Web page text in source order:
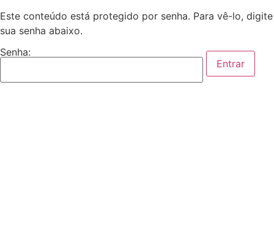
Este conteúdo está protegido por senha. Para vê-lo, digite
sua senha abaixo.
Senha: